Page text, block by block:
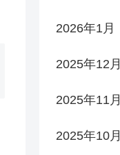
2026年1月
2025年12月
2025年11月
2025年10月